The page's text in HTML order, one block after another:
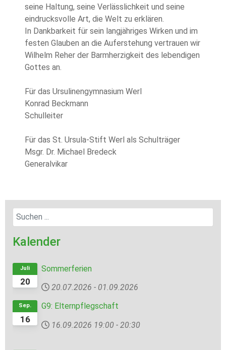
seine Haltung, seine Verlässlichkeit und seine
eindrucksvolle Art, die Welt zu erklären.
In Dankbarkeit für sein langjähriges Wirken und im
festen Glauben an die Auferstehung vertrauen wir
Wilhelm Reher der Barmherzigkeit des lebendigen
Gottes an.
Für das Ursulinengymnasium Werl
Konrad Beckmann
Schulleiter
Für das St. Ursula-Stift Werl als Schulträger
Msgr. Dr. Michael Bredeck
Generalvikar
Kalender
20
Juli
Sommerferien
20.07.2026 - 01.09.2026
16
Sep.
G9: Elternpflegschaft
16.09.2026 19:00 - 20:30